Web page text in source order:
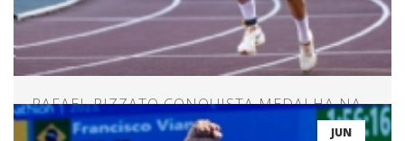
RAFAEL RIZZATO CONQUISTA MEDALHA NA
ABERTURA DO MUNDIAL
JUN